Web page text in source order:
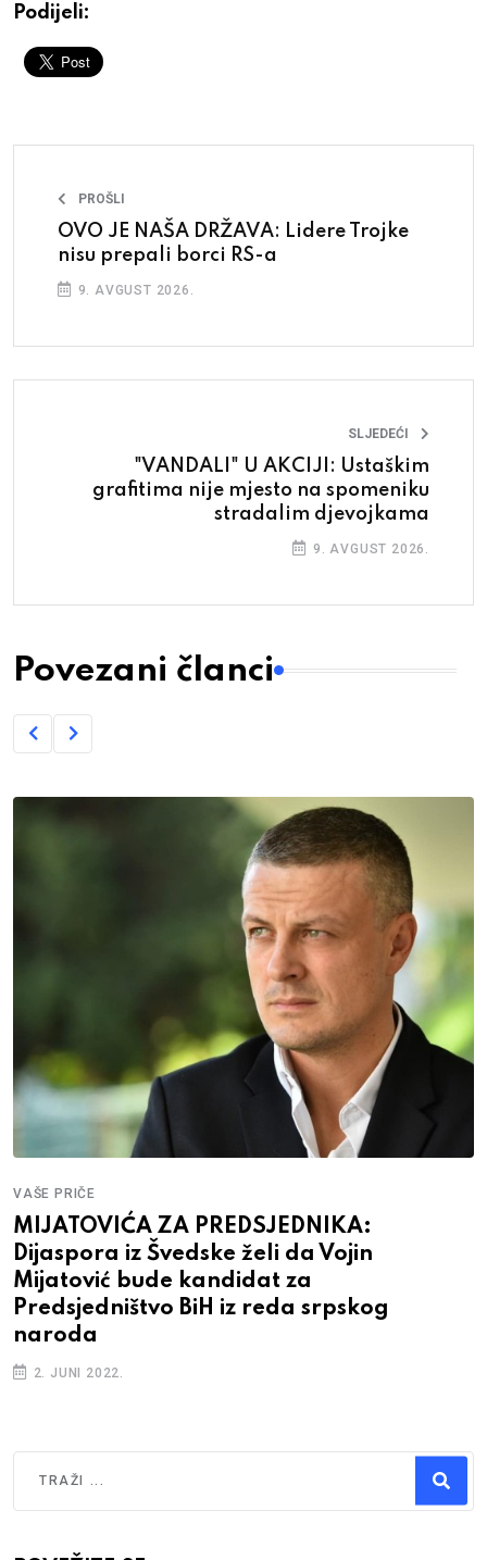
Podijeli:
PROŠLI
OVO JE NAŠA DRŽAVA: Lidere Trojke
nisu prepali borci RS-a
9. AVGUST 2026.
SLJEDEĆI
"VANDALI" U AKCIJI: Ustaškim
grafitima nije mjesto na spomeniku
stradalim djevojkama
9. AVGUST 2026.
Povezani članci
VAŠE PRIČE
MIJATOVIĆA ZA PREDSJEDNIKA:
Dijaspora iz Švedske želi da Vojin
Mijatović bude kandidat za
Predsjedništvo BiH iz reda srpskog
naroda
2. JUNI 2022.
Type 2 or more characters for results.